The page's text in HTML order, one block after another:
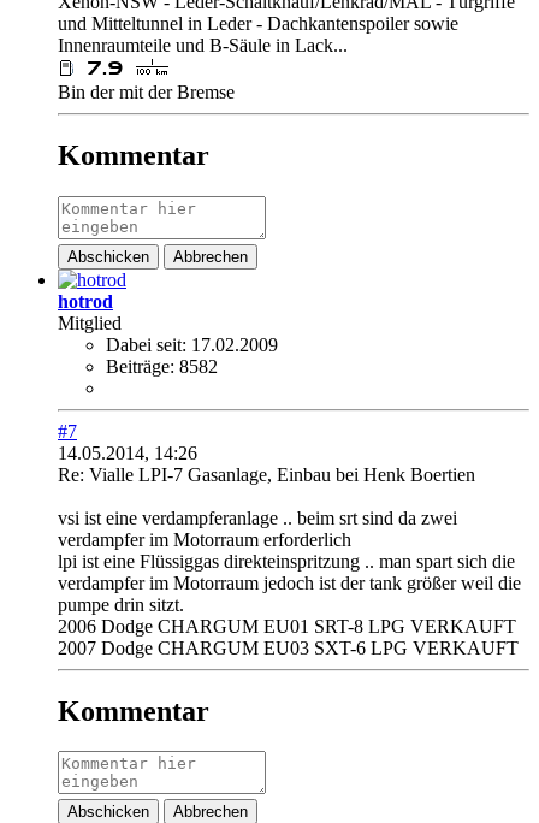
und Mitteltunnel in Leder - Dachkantenspoiler sowie
Innenraumteile und B-Säule in Lack...
Bin der mit der Bremse
Kommentar
Abschicken Abbrechen
hotrod
Mitglied
Dabei seit: 17.02.2009
Beiträge: 8582
#7
14.05.2014, 14:26
Re: Vialle LPI-7 Gasanlage, Einbau bei Henk Boertien
vsi ist eine verdampferanlage .. beim srt sind da zwei
verdampfer im Motorraum erforderlich
lpi ist eine Flüssiggas direkteinspritzung .. man spart sich die
verdampfer im Motorraum jedoch ist der tank größer weil die
pumpe drin sitzt.
2006 Dodge CHARGUM EU01 SRT-8 LPG VERKAUFT
2007 Dodge CHARGUM EU03 SXT-6 LPG VERKAUFT
Kommentar
Abschicken Abbrechen